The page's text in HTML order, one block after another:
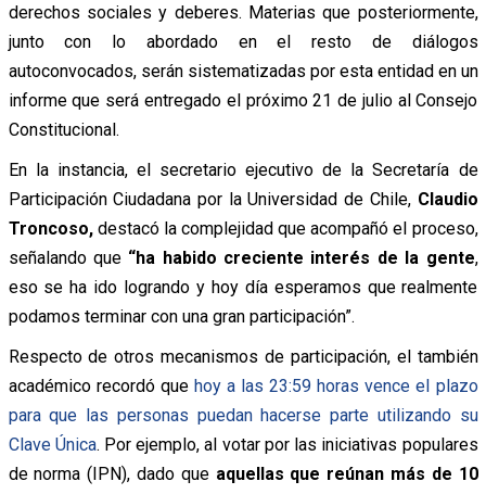
derechos sociales y deberes. Materias que posteriormente,
junto con lo abordado en el resto de diálogos
autoconvocados, serán sistematizadas por esta entidad en un
informe que será entregado el próximo 21 de julio al Consejo
Constitucional.
En la instancia, el secretario ejecutivo de la Secretaría de
Participación Ciudadana por la Universidad de Chile, Claudio
Troncoso,destacó la complejidad que acompañó el proceso,
señalando que “ha habido creciente interés de la gente,
eso se ha ido logrando y hoy día esperamos que realmente
podamos terminar con una gran participación”.
Respecto de otros mecanismos de participación, el también
académico recordó que hoy a las 23:59 horas vence el plazo
para que las personas puedan hacerse parte utilizando su
Clave Única. Por ejemplo, al votar por las iniciativas populares
de norma (IPN), dado que aquellas que reúnan más de 10